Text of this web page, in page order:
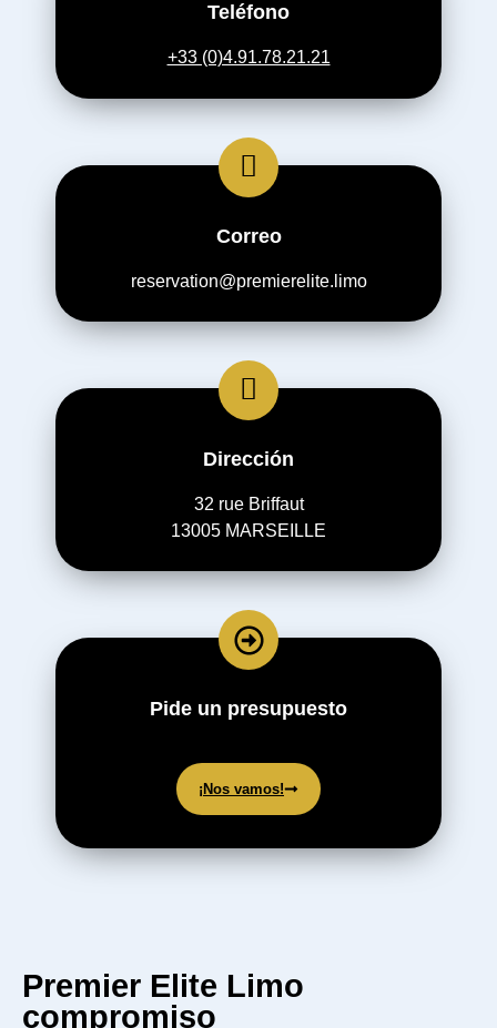
Teléfono
+33 (0)4.91.78.21.21
Correo
reservation@premierelite.limo
Dirección
32 rue Briffaut
13005 MARSEILLE
Pide un presupuesto
¡Nos vamos!
Premier Elite Limo
compromiso